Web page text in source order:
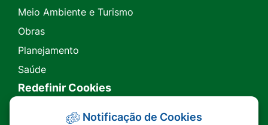
Meio Ambiente e Turismo
Obras
Planejamento
Saúde
Redefinir Cookies
TransparênciaNotificação de Cookies